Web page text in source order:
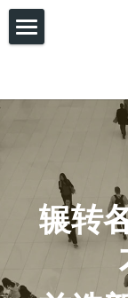
师资
朗思
雅思
没基
来新